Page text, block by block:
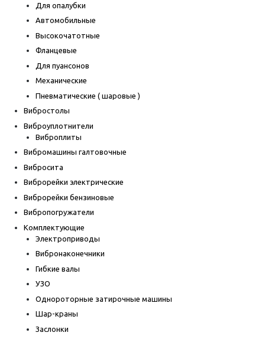
Для опалубки
Автомобильные
Высокочатотные
Фланцевые
Для пуансонов
Механические
Пневматические ( шаровые )
Вибростолы
Виброуплотнители
Виброплиты
Вибромашины галтовочные
Вибросита
Виброрейки электрические
Виброрейки бензиновые
Вибропогружатели
Комплектующие
Электроприводы
Вибронаконечники
Гибкие валы
УЗО
Однороторные затирочные машины
Шар-краны
Заслонки